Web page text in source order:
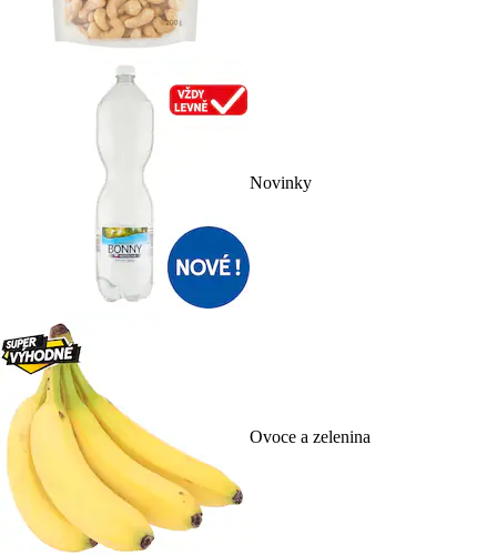
Novinky
Ovoce a zelenina